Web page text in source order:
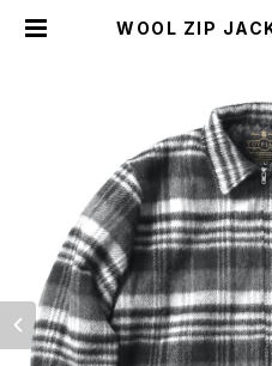
WOOL ZIP